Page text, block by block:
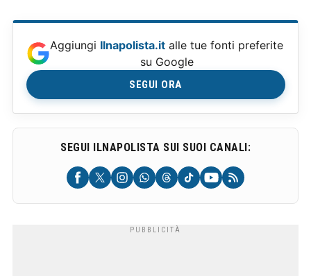
Aggiungi Ilnapolista.it alle tue fonti preferite
su Google
SEGUI ORA
SEGUI ILNAPOLISTA SUI SUOI CANALI: